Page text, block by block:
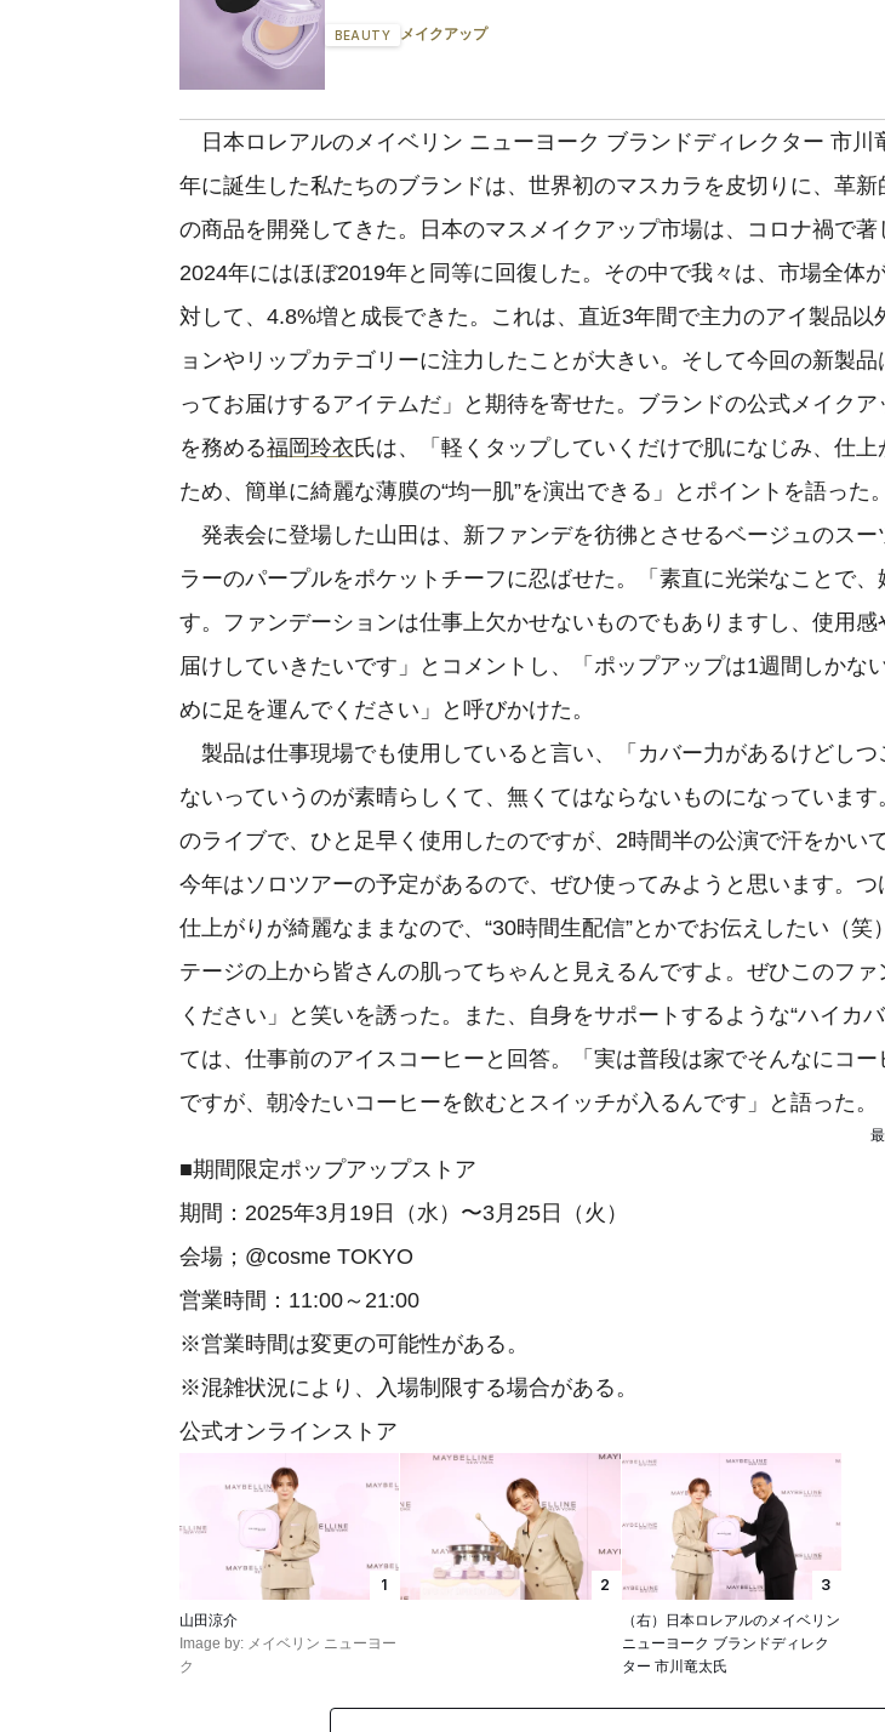
BEAUTY メイクアップ
日本ロレアルのメイベリン ニューヨーク ブランドディレクター 市川
年に誕生した私たちのブランドは、世界初のマスカラを皮切りに、革新
の商品を開発してきた。日本のマスメイクアップ市場は、コロナ禍で著
2024年にはほぼ2019年と同等に回復した。その中で我々は、市場全体
対して、4.8%増と成長できた。これは、直近3年間で主力のアイ製品以
ョンやリップカテゴリーに注力したことが大きい。そして今回の新製
ってお届けするアイテムだ」と期待を寄せた。ブランドの公式メイクア
を務める福岡玲衣 氏は、「軽くタップしていくだけで肌になじみ、仕上
ため、簡単に綺麗な薄膜の“均一肌”を演出できる」とポイントを語った。
発表会に登場した山田は、新ファンデを彷彿とさせるベージュのスー
ラーのパープルをポケットチーフに忍ばせた。「素直に光栄なことで、
す。ファンデーションは仕事上欠かせないものでもありますし、使用感
届けしていきたいです」とコメントし、「ポップアップは1週間しかな
めに足を運んでください」と呼びかけた。
製品は仕事現場でも使用していると言い、「カバー力があるけどしつ
ないっていうのが素晴らしくて、無くてはならないものになっています
のライブで、ひと足早く使用したのですが、2時間半の公演で汗をかい
今年はソロツアーの予定があるので、ぜひ使ってみようと思います。つ
仕上がりが綺麗なままなので、“30時間生配信”とかでお伝えしたい（笑
テージの上から皆さんの肌ってちゃんと見えるんですよ。ぜひこのファ
ください」と笑いを誘った。また、自身をサポートするような“ハイカ
ては、仕事前のアイスコーヒーと回答。「実は普段は家でそんなにコ
ですが、朝冷たいコーヒーを飲むとスイッチが入るんです」と語った。
■期間限定ポップアップストア
期間：2025年3月19日（水）〜3月25日（火）
会場；@cosme TOKYO
営業時間：11:00～21:00
※営業時間は変更の可能性がある。
※混雑状況により、入場制限する場合がある。
公式オンラインストア
1
山田涼介
Image by: メイベリン ニューヨー
ク
2 3
（右）日本ロレアルのメイベリン
ニューヨーク ブランドディレク
ター 市川竜太氏